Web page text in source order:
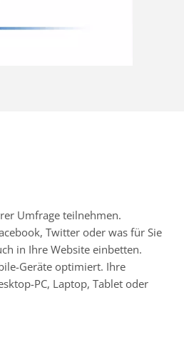
Umfrage teilnehmen.
Twitter oder was für Sie
in Ihre Website einbetten.
Geräte optimiert. Ihre
PC, Laptop, Tablet oder